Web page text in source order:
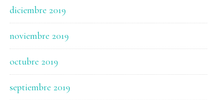
diciembre 2019
noviembre 2019
octubre 2019
septiembre 2019